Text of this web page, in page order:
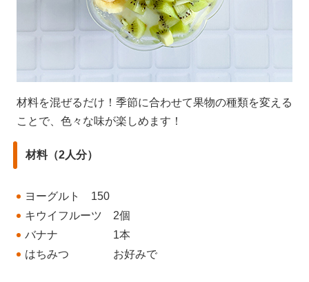
材料を混ぜるだけ！季節に合わせて果物の種類を変える
ことで、色々な味が楽しめます！
材料（2人分）
ヨーグルト 150
キウイフルーツ 2個
バナナ 1本
はちみつ お好みで